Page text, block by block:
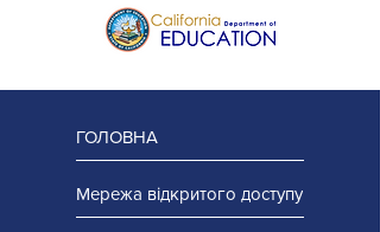
ГОЛОВНА
Мережа відкритого доступу